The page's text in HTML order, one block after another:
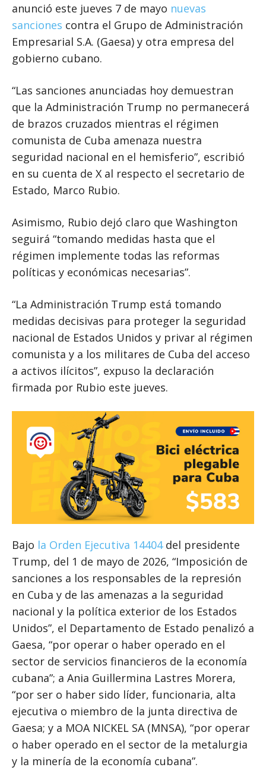
anunció este jueves 7 de mayo nuevas
sanciones contra el Grupo de Administración
Empresarial S.A. (Gaesa) y otra empresa del
gobierno cubano.
“Las sanciones anunciadas hoy demuestran
que la Administración Trump no permanecerá
de brazos cruzados mientras el régimen
comunista de Cuba amenaza nuestra
seguridad nacional en el hemisferio”, escribió
en su cuenta de X al respecto el secretario de
Estado, Marco Rubio.
Asimismo, Rubio dejó claro que Washington
seguirá “tomando medidas hasta que el
régimen implemente todas las reformas
políticas y económicas necesarias”.
“La Administración Trump está tomando
medidas decisivas para proteger la seguridad
nacional de Estados Unidos y privar al régimen
comunista y a los militares de Cuba del acceso
a activos ilícitos”, expuso la declaración
firmada por Rubio este jueves.
Bajo la Orden Ejecutiva 14404del presidente
Trump, del 1 de mayo de 2026, “Imposición de
sanciones a los responsables de la represión
en Cuba y de las amenazas a la seguridad
nacional y la política exterior de los Estados
Unidos”, el Departamento de Estado penalizó a
Gaesa, “por operar o haber operado en el
sector de servicios financieros de la economía
cubana”; a Ania Guillermina Lastres Morera,
“por ser o haber sido líder, funcionaria, alta
ejecutiva o miembro de la junta directiva de
Gaesa; y a MOA NICKEL SA (MNSA), “por operar
o haber operado en el sector de la metalurgia
y la minería de la economía cubana”.